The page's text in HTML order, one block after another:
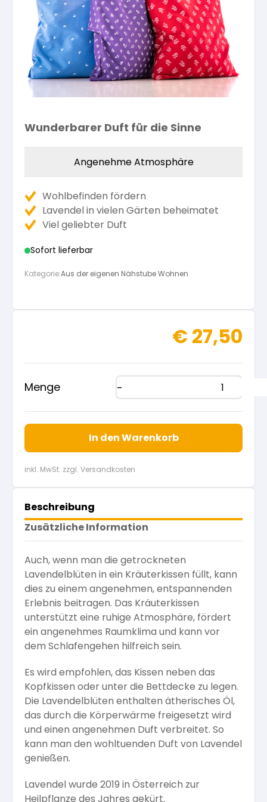
Gesundheit
Bio-Produkte
Essen & Trinken
Kräuter-Auszüge
Vereinsgründer Pfarrer Rauscher
Veranstaltungsberichte
Seminare mit Kräuterpfarrer Benedikt
Kräuterwanderungen
Kräuterpfarrer-Zentrum
Kloster- und Kräuterladen
Unser Zentrum
Beratungsdienst
Angebote für Gruppen
Freunde der Heilkräuter
Vereinsvorstellung
Vereinsvorteile
Mitglied werden!
Unser Naturladen
Wunderbarer Duft für die Sinne
Angenehme Atmosphäre
Wohlbefinden fördern
Lavendel in vielen Gärten beheimatet
Viel geliebter Duft
Sofort lieferbar
Kategorie:Aus der eigenen Nähstube Wohnen
€ 27,50
Menge
In den Warenkorb
inkl. MwSt. zzgl. Versandkosten
Beschreibung
Zusätzliche Information
Auch, wenn man die getrockneten
Lavendelblüten in ein Kräuterkissen füllt, kann
dies zu einem angenehmen, entspannenden
Erlebnis beitragen. Das Kräuterkissen
unterstützt eine ruhige Atmosphäre, fördert
ein angenehmes Raumklima und kann vor
dem Schlafengehen hilfreich sein.
Es wird empfohlen, das Kissen neben das
Kopfkissen oder unter die Bettdecke zu legen.
Die Lavendelblüten enthalten ätherisches Öl,
das durch die Körperwärme freigesetzt wird
und einen angenehmen Duft verbreitet. So
kann man den wohltuenden Duft von Lavendel
genießen.
Lavendel wurde 2019 in Österreich zur
Heilpflanze des Jahres gekürt.